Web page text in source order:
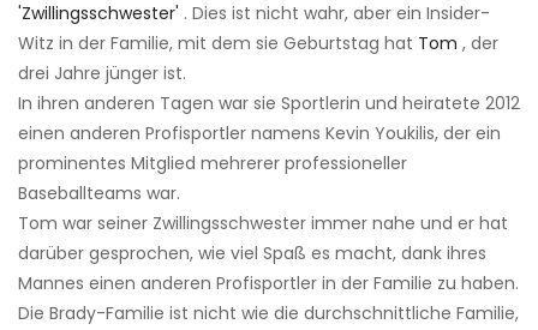
'Zwillingsschwester' . Dies ist nicht wahr, aber ein Insider-
Witz in der Familie, mit dem sie Geburtstag hat Tom , der
drei Jahre jünger ist.
In ihren anderen Tagen war sie Sportlerin und heiratete 2012
einen anderen Profisportler namens Kevin Youkilis, der ein
prominentes Mitglied mehrerer professioneller
Baseballteams war.
Tom war seiner Zwillingsschwester immer nahe und er hat
darüber gesprochen, wie viel Spaß es macht, dank ihres
Mannes einen anderen Profisportler in der Familie zu haben.
Die Brady-Familie ist nicht wie die durchschnittliche Familie,